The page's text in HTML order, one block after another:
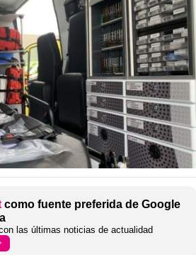
como fuente preferida de Google
las últimas noticias de actualidad